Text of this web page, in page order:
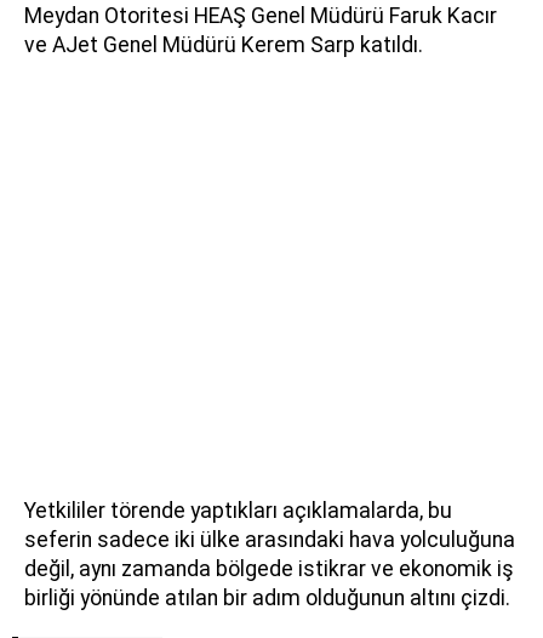
Meydan Otoritesi HEAŞ Genel Müdürü Faruk Kacır
ve AJet Genel Müdürü Kerem Sarp katıldı.
Yetkililer törende yaptıkları açıklamalarda, bu
seferin sadece iki ülke arasındaki hava yolculuğuna
değil, aynı zamanda bölgede istikrar ve ekonomik iş
birliği yönünde atılan bir adım olduğunun altını çizdi.